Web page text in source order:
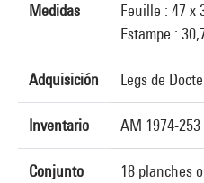
Medidas
Feuille : 47 x
Estampe :
Adquisición Legs de
Inventario AM 1974-253
Conjunto
18 planches